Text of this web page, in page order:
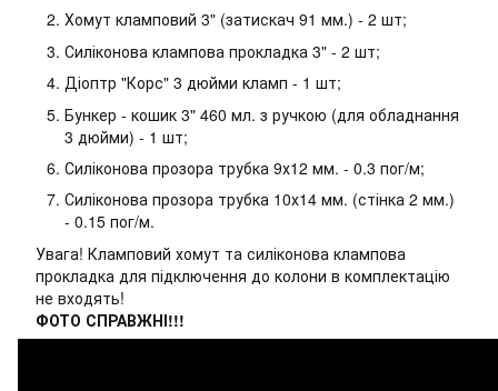
Хомут кламповий 3" (затискач 91 мм.) - 2 шт;
Силіконова клампова прокладка 3" - 2 шт;
Діоптр "Корс" 3 дюйми кламп - 1 шт;
Бункер - кошик 3" 460 мл. з ручкою (для обладнання
3 дюйми) - 1 шт;
Силіконова прозора трубка 9х12 мм. - 0.3 пог/м;
Силіконова прозора трубка 10х14 мм. (стінка 2 мм.)
- 0.15 пог/м.
Увага! Кламповий хомут та силіконова клампова
прокладка для підключення до колони в комплектацію
не входять!
ФОТО СПРАВЖНІ!!!